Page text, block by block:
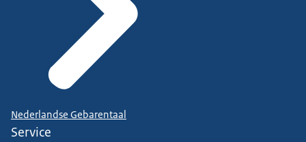
Nederlandse Gebarentaal
Service